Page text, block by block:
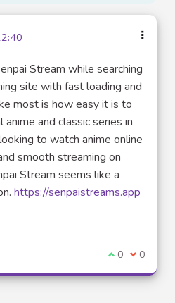
Stream while searching
site with fast loading and
most is how easy it is to
and classic series in
to watch anime online
smooth streaming on
Stream seems like a
https://senpaistreams.app
Je suis
0 Je ne
0